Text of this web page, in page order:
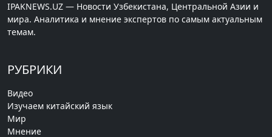
IPAKNEWS.UZ — Новости Узбекистана, Центральной Азии и
мира. Аналитика и мнение экспертов по самым актуальным
темам.
РУБРИКИ
Видео
Изучаем китайский язык
Мир
Мнение